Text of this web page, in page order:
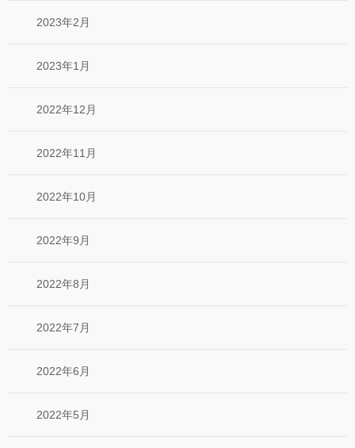
2023年2月
2023年1月
2022年12月
2022年11月
2022年10月
2022年9月
2022年8月
2022年7月
2022年6月
2022年5月